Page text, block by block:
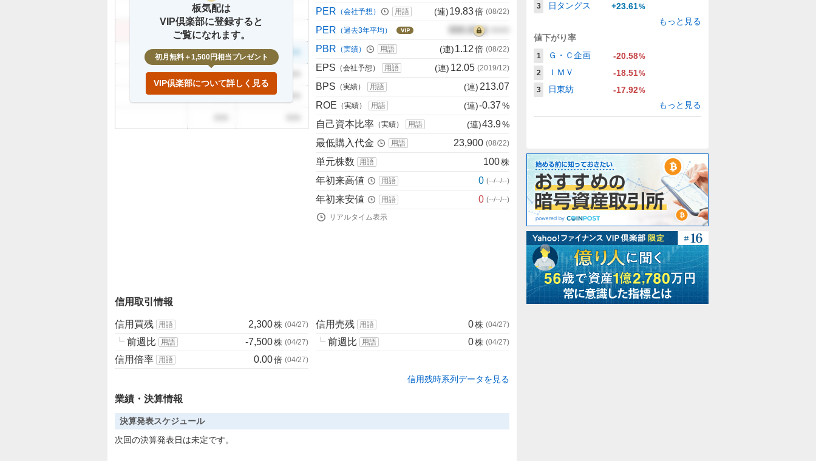
999
999 999
999
999
999
板気配は
VIP倶楽部に登録すると
ご覧になれます。
初月無料＋1,500円相当プレゼント
VIP倶楽部について詳しく見る
PER （会社予想） 用語 (連)19.83倍 (08/22)
PER （過去3年平均） 000.00倍
PBR （実績） 用語 (連)1.12倍 (08/22)
EPS （会社予想） 用語 (連) 12.05 (2019/12)
BPS （実績） 用語 (連) 213.07
ROE （実績） 用語 (連)-0.37%
自己資本比率 （実績） 用語 (連)43.9%
最低購入代金 用語 23,900 (08/22)
単元株数 用語 100株
年初来高値 用語 0 (--/--/--)
年初来安値 用語 0 (--/--/--)
リアルタイム表示
信用取引情報
信用買残 用語 2,300株 (04/27)
┗ 前週比 用語 -7,500株 (04/27)
信用倍率 用語 0.00倍 (04/27)
信用売残 用語 0株 (04/27)
┗ 前週比 用語 0株 (04/27)
信用残時系列データを見る
業績・決算情報
決算発表スケジュール
次回の決算発表日は未定です。
3
日タングス +23.61%
もっと見る
値下がり率
1 Ｇ・Ｃ企画 -20.58%
2
ＩＭＶ -18.51%
3
日東紡 -17.92%
もっと見る